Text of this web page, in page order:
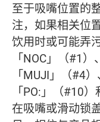
至于吸嘴位置的
注，如果相关位
饮用时或可能弄
「NOC」（#1）
「MUJI」（#4
「PO:」（#10
在吸嘴或滑动锁